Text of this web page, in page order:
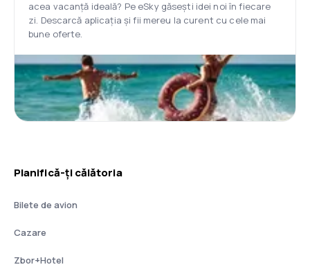
acea vacanță ideală? Pe eSky găsești idei noi în fiecare
zi. Descarcă aplicația și fii mereu la curent cu cele mai
bune oferte.
Planifică-ți călătoria
Bilete de avion
Cazare
Zbor+Hotel